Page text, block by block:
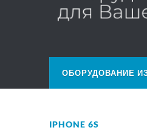
ОБОРУДОВАНИЕ
IPHONE 6S